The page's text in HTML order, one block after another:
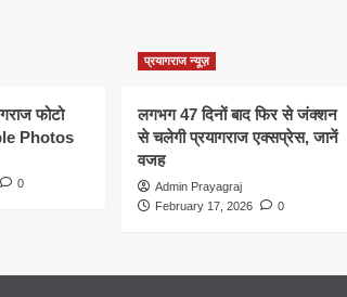
फोटो
Photos
0
प्रयागराज न्यूज़
लगभग 47 दिनों बाद फिर से जंक्शन
से चलेगी प्रयागराज एक्सप्रेस, जानें
वजह
Admin Prayagraj
February 17, 2026
0